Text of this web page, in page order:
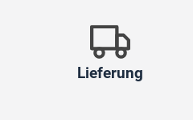
Lieferung